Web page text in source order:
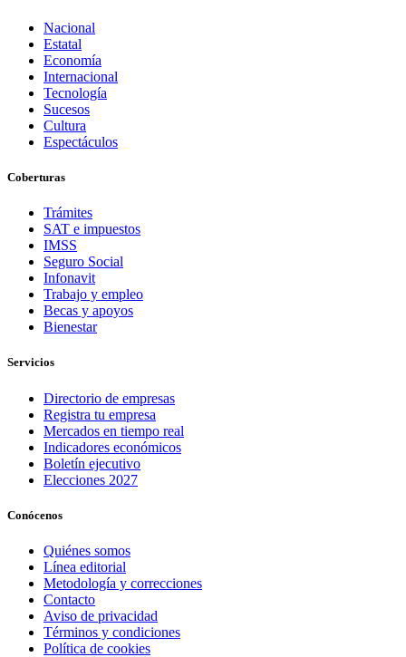
Nacional
Estatal
Economía
Internacional
Tecnología
Sucesos
Cultura
Espectáculos
Coberturas
Trámites
SAT e impuestos
IMSS
Seguro Social
Infonavit
Trabajo y empleo
Becas y apoyos
Bienestar
Servicios
Directorio de empresas
Registra tu empresa
Mercados en tiempo real
Indicadores económicos
Boletín ejecutivo
Elecciones 2027
Conócenos
Quiénes somos
Línea editorial
Metodología y correcciones
Contacto
Aviso de privacidad
Términos y condiciones
Política de cookies